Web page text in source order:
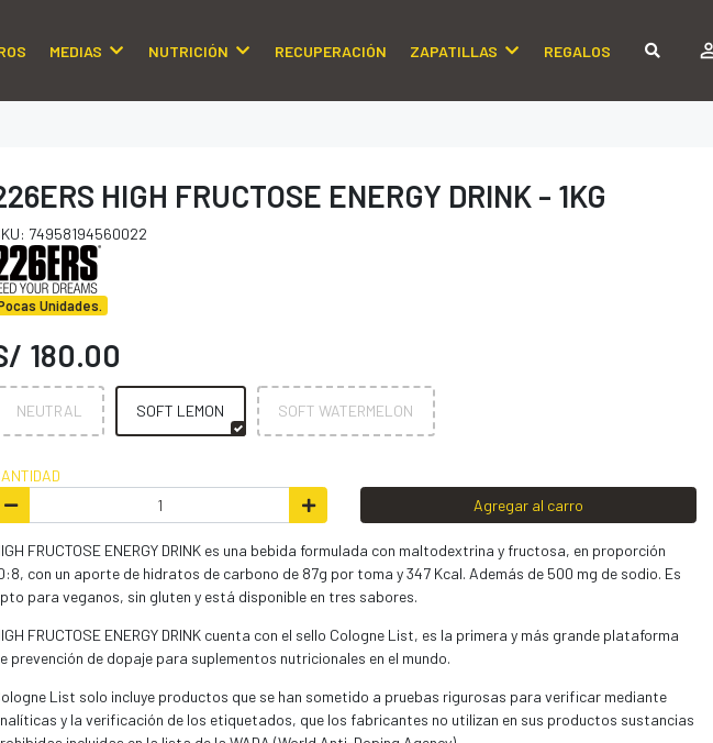
MEDIAS NUTRICIÓN RECUPERACIÓN ZAPATILLAS REGALOS
HIGH FRUCTOSE ENERGY DRINK - 1KG
74958194560022
Unidades.
180.00
NEUTRAL SOFT LEMON SOFT WATERMELON
Agregar al carro
FRUCTOSE ENERGY DRINK es una bebida formulada con maltodextrina y fructosa, en proporción
con un aporte de hidratos de carbono de 87g por toma y 347 Kcal. Además de 500 mg de sodio. Es
para veganos, sin gluten y está disponible en tres sabores.
FRUCTOSE ENERGY DRINK cuenta con el sello Cologne List, es la primera y más grande plataforma
prevención de dopaje para suplementos nutricionales en el mundo.
List solo incluye productos que se han sometido a pruebas rigurosas para verificar mediante
y la verificación de los etiquetados, que los fabricantes no utilizan en sus productos sustancias